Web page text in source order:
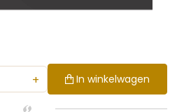
+ In winkelwagen